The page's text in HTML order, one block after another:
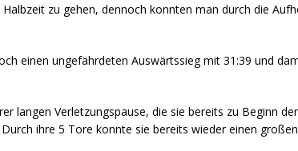
zu gehen, dennoch konnten man durch die
einen ungefährdeten Auswärtssieg mit 31:39 und
langen Verletzungspause, die sie bereits zu Beginn
ihre 5 Tore konnte sie bereits wieder einen